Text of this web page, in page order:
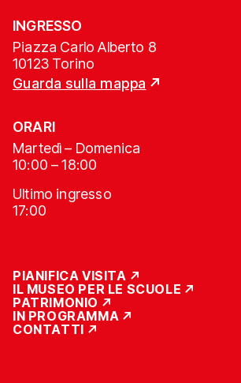
INGRESSO
Piazza Carlo Alberto 8
10123 Torino
Guarda sulla mappa
ORARI
Martedì – Domenica
10:00 – 18:00
Ultimo ingresso
17:00
PIANIFICA VISITA
IL MUSEO PER LE SCUOLE
PATRIMONIO
IN PROGRAMMA
CONTATTI